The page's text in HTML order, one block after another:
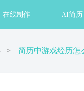
在线制作 AI简历
> 简历中游戏经历怎